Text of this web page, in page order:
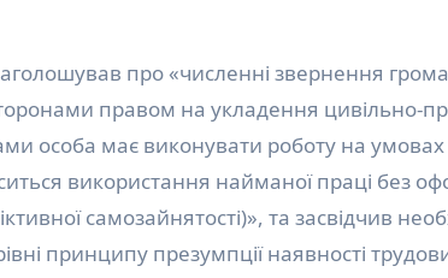
про «численні звернення
правом на укладення цивільно-
особа має виконувати роботу на умовах
використання найманої праці без
самозайнятості)», та засвідчив
принципу презумпції наявності